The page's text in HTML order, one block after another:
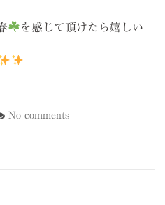
を感じて頂けたら嬉しい
No comments